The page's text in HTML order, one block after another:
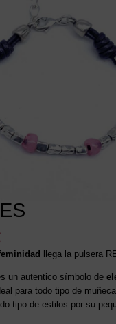
llega la pulsera
un autentico símbolo de
para todo tipo de
tipo de estilos por su